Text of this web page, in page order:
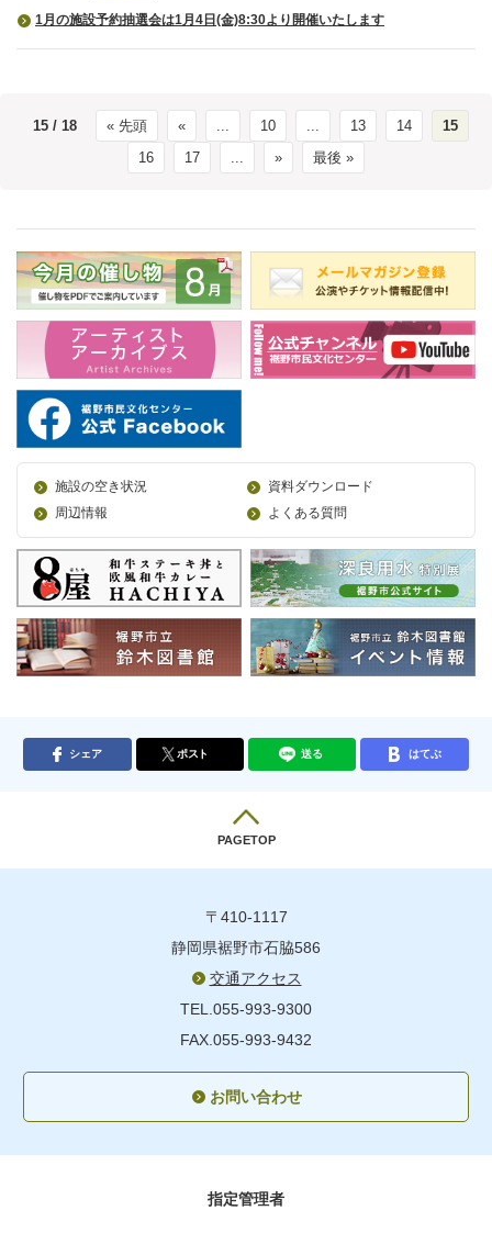
1月の施設予約抽選会は1月4日(金)8:30より開催いたします
15 / 18 « 先頭 « ... 10 ... 13 14
15
16
17 ... » 最後 »
施設の空き状況
資料ダウンロード
周辺情報
よくある質問
シェア ポスト 送る はてぶ
PAGETOP
〒410-1117
静岡県裾野市石脇586
交通アクセス
TEL.055-993-9300
FAX.055-993-9432
お問い合わせ
指定管理者